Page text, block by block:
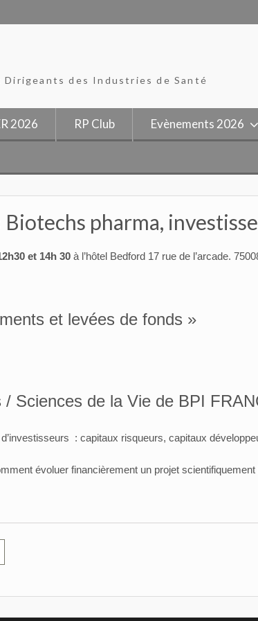
Dirigeants des Industries de Santé
2026 RP Club Evènements 2026
pharma,
et 14h 30 à l’hôtel Bedford 17 rue de l’arcade.
et levées de fonds »
Sciences de la Vie de BPI
: capitaux risqueurs, capitaux
évoluer financièrement un projet scientifiquement